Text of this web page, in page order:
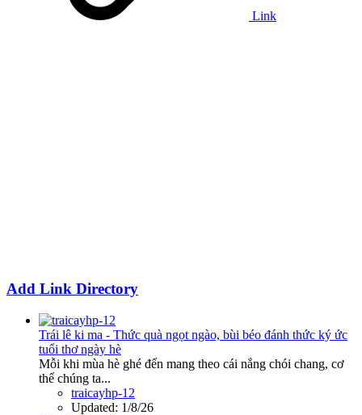
Link
Add Link Directory
Trái lê ki ma - Thức quà ngọt ngào, bùi béo đánh thức ký ức
tuổi thơ ngày hè
Mỗi khi mùa hè ghé đến mang theo cái nắng chói chang, cơ
thể chúng ta...
traicayhp-12
Updated: 1/8/26